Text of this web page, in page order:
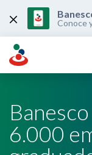
content
Conoce
6.000